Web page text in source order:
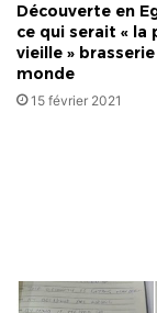
a
toujours
voulu
avoir
Bazi
Découverte en
ce qui serait « la
vieille »
monde
15 février 2021